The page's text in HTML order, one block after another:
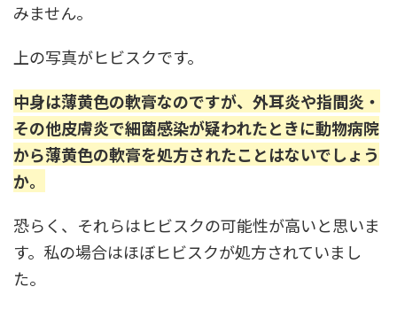
みません。
上の写真がヒビスクです。
中身は薄黄色の軟膏なのですが、外耳炎や指間炎・
その他皮膚炎で細菌感染が疑われたときに動物病院
から薄黄色の軟膏を処方されたことはないでしょう
か。
恐らく、それらはヒビスクの可能性が高いと思いま
す。私の場合はほぼヒビスクが処方されていまし
た。